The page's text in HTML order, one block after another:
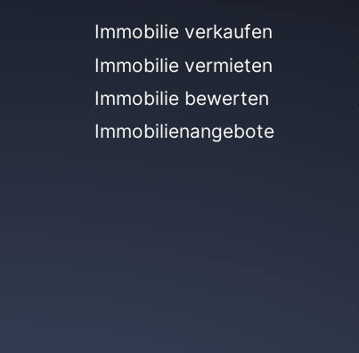
Immobilie verkaufen
Immobilie vermieten
Immobilie bewerten
Immobilienangebote